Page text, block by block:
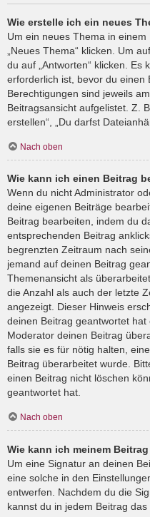
Wie erstelle ich ein neues
Um ein neues Thema in
„Neues Thema“ klicken. Um
du auf „Antworten“ klicken. Es
erforderlich ist, bevor du einen
Berechtigungen sind jeweils
Beitragsansicht aufgelistet. Z.
erstellen“, „Du darfst
Nach oben
Wie kann ich einen Beitrag
Wenn du nicht Administrator
deine eigenen Beiträge
Beitrag bearbeiten, indem du
entsprechenden Beitrag
begrenzten Zeitraum nach
jemand auf deinen Beitrag
Themenansicht als
die Anzahl als auch der letzte
angezeigt. Dieser Hinweis
deinen Beitrag geantwortet
Moderator deinen Beitrag
falls sie es für nötig halten,
Beitrag überarbeitet wurde.
einen Beitrag nicht löschen
geantwortet hat.
Nach oben
Wie kann ich meinem
Um eine Signatur an deinen
eine solche in den
entwerfen. Nachdem du die
kannst du in jedem Beitrag